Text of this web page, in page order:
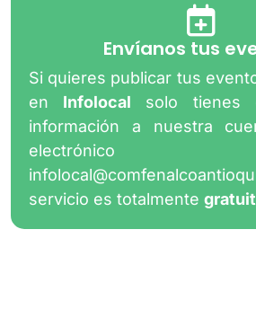
Envíanos tus
Si quieres publicar tus
en Infolocal solo tienes
información a nuestra
electrónico
servicio es totalmente